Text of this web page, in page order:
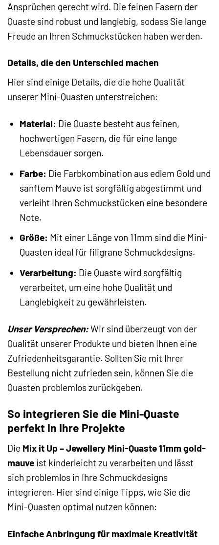
Ansprüchen gerecht wird. Die feinen Fasern der
Quaste sind robust und langlebig, sodass Sie lange
Freude an Ihren Schmuckstücken haben werden.
Details, die den Unterschied machen
Hier sind einige Details, die die hohe Qualität
unserer Mini-Quasten unterstreichen:
Material: Die Quaste besteht aus feinen,
hochwertigen Fasern, die für eine lange
Lebensdauer sorgen.
Farbe: Die Farbkombination aus edlem Gold und
sanftem Mauve ist sorgfältig abgestimmt und
verleiht Ihren Schmuckstücken eine besondere
Note.
Größe: Mit einer Länge von 11mm sind die Mini-
Quasten ideal für filigrane Schmuckdesigns.
Verarbeitung: Die Quaste wird sorgfältig
verarbeitet, um eine hohe Qualität und
Langlebigkeit zu gewährleisten.
Unser Versprechen:Wir sind überzeugt von der
Qualität unserer Produkte und bieten Ihnen eine
Zufriedenheitsgarantie. Sollten Sie mit Ihrer
Bestellung nicht zufrieden sein, können Sie die
Quasten problemlos zurückgeben.
So integrieren Sie die Mini-Quaste
perfekt in Ihre Projekte
Die Mix it Up – Jewellery Mini-Quaste 11mm gold-
mauve ist kinderleicht zu verarbeiten und lässt
sich problemlos in Ihre Schmuckdesigns
integrieren. Hier sind einige Tipps, wie Sie die
Mini-Quasten optimal nutzen können:
Einfache Anbringung für maximale Kreativität